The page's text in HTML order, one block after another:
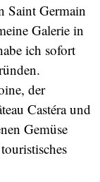
Saint Germain
Galerie in
ich sofort
der
Castéra und
Gemüse